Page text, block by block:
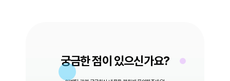
궁금한 점이 있으신가요?